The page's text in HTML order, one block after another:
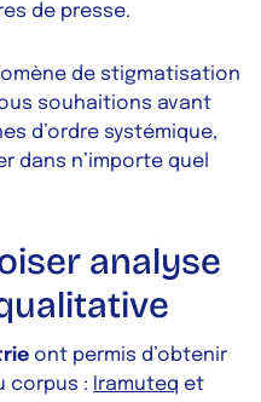
de presse.
de stigmatisation
souhaitions avant
d’ordre systémique,
dans n’importe quel
analyse
ont permis d’obtenir
corpus : Iramuteq et